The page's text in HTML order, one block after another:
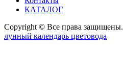
КАТАЛОГ
Copyright © Все права защищены.
лунный календарь цветовода